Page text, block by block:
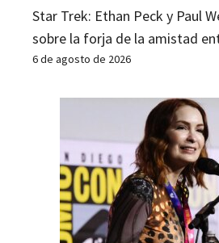
Star Trek: Ethan Peck y Paul
sobre la forja de la amistad
6 de agosto de 2026